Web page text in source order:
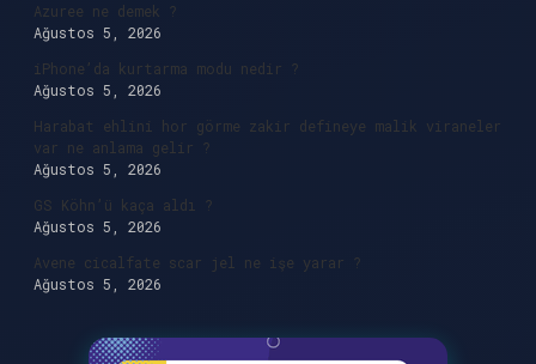
Azuree ne demek ?
Ağustos 5, 2026
iPhone’da kurtarma modu nedir ?
Ağustos 5, 2026
Harabat ehlini hor görme zakir defineye malik viraneler
var ne anlama gelir ?
Ağustos 5, 2026
GS Köhn’ü kaça aldı ?
Ağustos 5, 2026
Avene cicalfate scar jel ne işe yarar ?
Ağustos 5, 2026